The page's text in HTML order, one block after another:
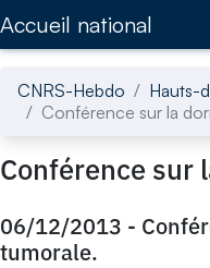
Accueil national
CNRS-Hebdo Hauts-
Conférence sur la
Conférence sur
06/12/2013 -
tumorale.